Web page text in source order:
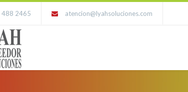
488 2465 atencion@lyahsoluciones.com